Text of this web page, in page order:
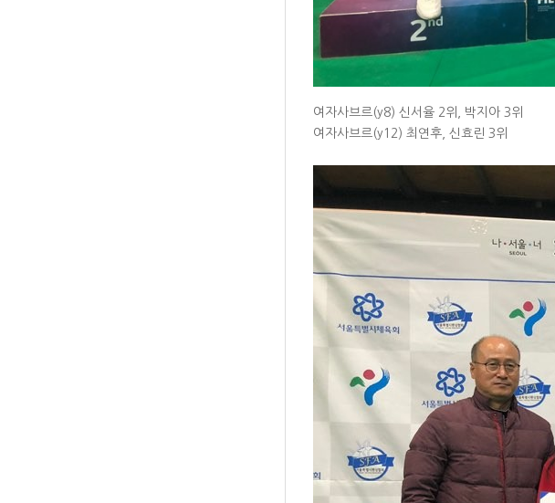
여자사브르(y8) 신서율 2위, 박지아 3위
여자사브르(y12) 최연후, 신효린 3위